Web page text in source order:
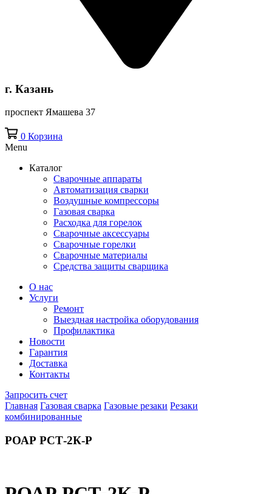
г. Казань
проспект Ямашева 37
0 Корзина
Menu
Каталог
Сварочные аппараты
Автоматизация сварки
Воздушные компрессоры
Газовая сварка
Расходка для горелок
Сварочные аксессуары
Сварочные горелки
Сварочные материалы
Средства защиты сварщика
О нас
Услуги
Ремонт
Выездная настройка оборудования
Профилактика
Новости
Гарантия
Доставка
Контакты
Запросить счет
Главная Газовая сварка Газовые резаки Резаки
комбинированные
РОАР РСТ-2К-Р